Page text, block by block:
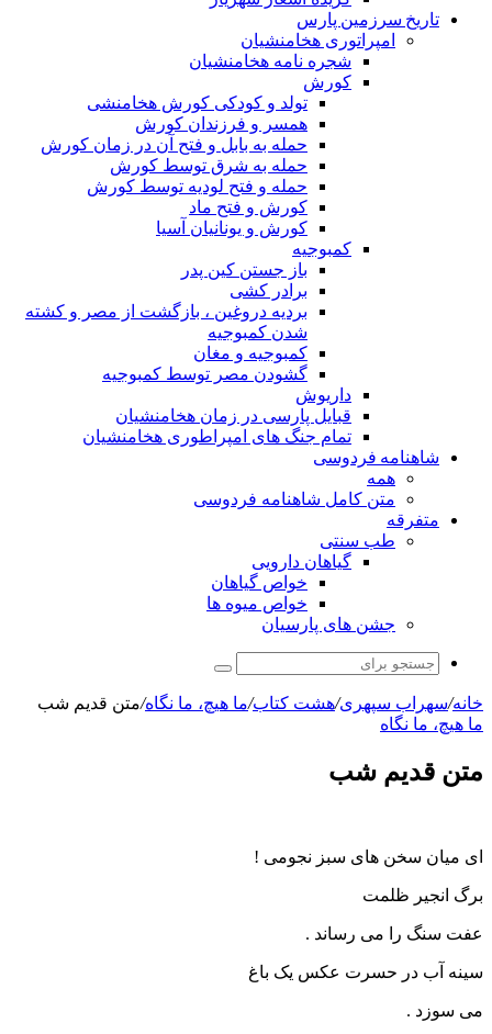
تاریخ سرزمین پارس
امپراتوری هخامنشیان
شجره نامه هخامنشیان
کورش
تولد و کودکی کورش هخامنشی
همسر و فرزندان کورش
حمله به بابل و فتح آن در زمان کورش
حمله به شرق توسط کورش
حمله و فتح لودیه توسط کورش
کورش و فتح ماد
کورش و یونانیان آسیا
کمبوجیه
باز جستن کین پدر
برادر کشی
بردیه دروغین ، بازگشت از مصر و کشته
شدن کمبوجیه
کمبوجیه و مغان
گشودن مصر توسط کمبوجیه
داریوش
قبایل پارسی در زمان هخامنشیان
تمام جنگ های امپراطوری هخامنشیان
شاهنامه فردوسی
همه
متن کامل شاهنامه فردوسی
متفرقه
طب سنتی
گیاهان دارویی
خواص گیاهان
خواص میوه ها
جشن های پارسیان
جستجو
خانه/سهراب سپهری/هشت کتاب/ما هیچ، ما نگاه/متن قدیم شب
ما هیچ، ما نگاه
متن قدیم شب
ای میان سخن های سبز نجومی !
برگ انجیر ظلمت
عفت سنگ را می رساند .
سینه آب در حسرت عکس یک باغ
می سوزد .